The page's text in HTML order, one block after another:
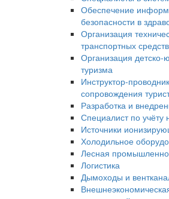
Обеспечение
безопасности в
Организация
транспортных средств
Организация детско-
туризма
Инструктор-
сопровождения
Разработка и
Специалист по учёту
Источники
Холодильное
Лесная
Логистика
Дымоходы и